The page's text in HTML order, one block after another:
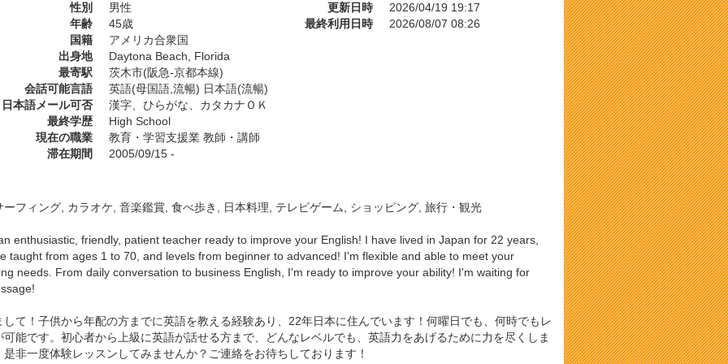
性別
男性
年齢
45歳
国籍
アメリカ合衆国
出身地
Daytona Beach, Florida
最寄駅
茨木市(阪急-京都本線)
会話可能言語
英語(母国語,流暢) 日本語(流暢)
日本語メール可否
漢字、ひらがな、カタカナＯＫ
最終学歴
High School
現在の職業
教育・学習支援業 教師・講師
滞在期間
2005/09/15 -
更新日時
2026/04/19 19:17
最終利用日時
2026/08/07 08:26
ーフィング, カラオケ, 音楽鑑賞, 食べ歩き, 日本料理, テレビゲーム, ショッピング, 旅行・観光
enthusiastic, friendly, patient teacher ready to improve your English! I have lived in Japan for 22 years,
taught from ages 1 to 70, and levels from beginner to advanced! I'm flexible and able to meet your
needs. From daily conversation to business English, I'm ready to improve your ability! I'm waiting for
して！子供から年配の方までに英語を教える経験あり、22年日本に住んでいます！何曜日でも、何時でもレ
可能です。初心者から上級に英語が話せる方まで、どんなレベルでも、英語力をあげるために力を尽くしま
是非一度体験レッスンしてみませんか？ご連絡をお待ちしております！